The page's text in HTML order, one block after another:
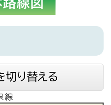
切り替える
線